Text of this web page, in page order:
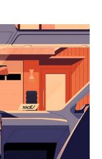
للأسفل
لاستخدام
التقويم
التاريخ.
اضغط
على
زر
الخروج
لإغلاق
التقويم.